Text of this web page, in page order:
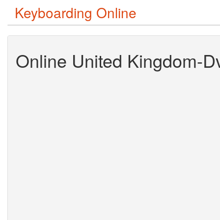
Keyboarding Online
Online United Kingdom-